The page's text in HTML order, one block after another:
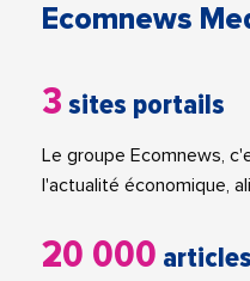
Ecomnews
3 sites portails
Le groupe Ecomnews,
l'actualité économique,
20 000